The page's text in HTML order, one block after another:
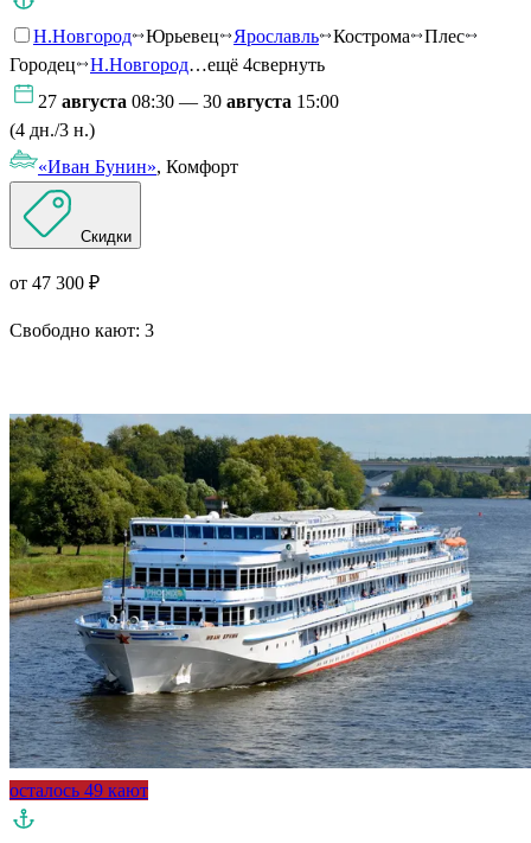
Н.Новгород Юрьевец Ярославль Кострома
Плес
Городец
Н.Новгород…ещё 4свернуть
27 августа 08:30 — 30 августа 15:00
(4 дн./3 н.)
«Иван Бунин», Комфорт
Скидки
от 47 300 ₽
Свободно кают: 3
осталось 49 кают